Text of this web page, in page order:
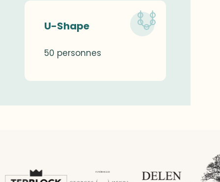
U-Shape
50 personnes